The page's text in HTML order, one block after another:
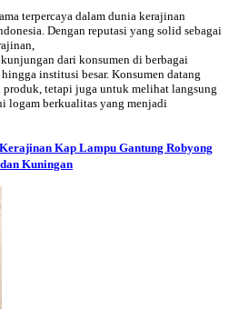
terpercaya dalam dunia kerajinan
Dengan reputasi yang solid sebagai
dari konsumen di berbagai
institusi besar. Konsumen datang
tetapi juga untuk melihat langsung
logam berkualitas yang menjadi
Kap Lampu Gantung Robyong
Kuningan